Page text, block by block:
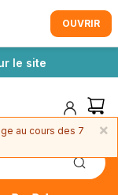
le site
OUVRIR
×
au cours des 7